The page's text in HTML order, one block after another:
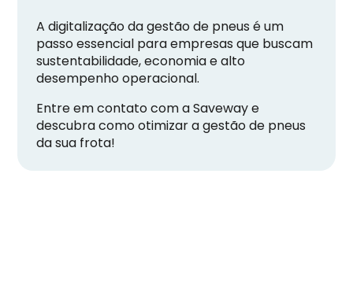
A digitalização da gestão de pneus é um
passo essencial para empresas que buscam
sustentabilidade, economia e alto
desempenho operacional.
Entre em contato com a Saveway e
descubra como otimizar a gestão de pneus
da sua frota!